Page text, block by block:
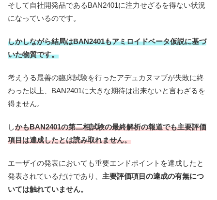
そして自社開発品であるBAN2401に注力せざるを得ない状況
になっているのです。
しかしながら結局はBAN2401もアミロイドベータ仮説に基づ
いた物質です。
考えうる最善の臨床試験を行ったアデュカヌマブが失敗に終
わった以上、 BAN2401に大きな期待は出来ないと言わざるを
得ません。
しかもBAN2401の第二相試験の最終解析の報道でも主要評価
項目は達成したとは読み取れません。
エーザイの発表においても重要エンドポイントを達成したと
発表されているだけであり、 主要評価項目の達成の有無につ
いては触れていません。